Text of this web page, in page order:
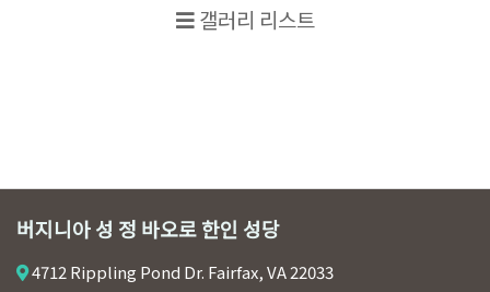
갤러리 리스트
버지니아 성 정 바오로 한인 성당
4712 Rippling Pond Dr. Fairfax, VA 22033